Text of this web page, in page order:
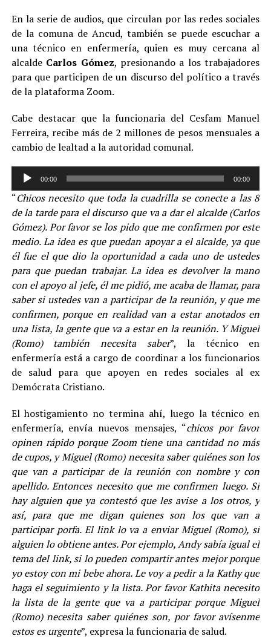
En la serie de audios, que circulan por las redes sociales
de la comuna de Ancud, también se puede escuchar a
una técnico en enfermería, quien es muy cercana al
alcalde Carlos Gómez, presionando a los trabajadores
para que participen de un discurso del político a través
de la plataforma Zoom.
Cabe destacar que la funcionaria del Cesfam Manuel
Ferreira, recibe más de 2 millones de pesos mensuales a
cambio de lealtad a la autoridad comunal.
Reproductor
audio
00:00 00:00
“Chicos necesito que toda la cuadrilla se conecte a las 8
de la tarde para el discurso que va a dar el alcalde (Carlos
Gómez). Por favor se los pido que me confirmen por este
medio. La idea es que puedan apoyar a el alcalde, ya que
él fue el que dio la oportunidad a cada uno de ustedes
para que puedan trabajar. La idea es devolver la mano
con el apoyo al jefe, él me pidió, me acaba de llamar, para
saber si ustedes van a participar de la reunión, y que me
confirmen, porque en realidad van a estar anotados en
una lista, la gente que va a estar en la reunión. Y Miguel
(Romo) también necesita saber”, la técnico en
enfermería está a cargo de coordinar a los funcionarios
de salud para que apoyen en redes sociales al ex
Demócrata Cristiano.
El hostigamiento no termina ahí, luego la técnico en
enfermería, envía nuevos mensajes, “chicos por favor
opinen rápido porque Zoom tiene una cantidad no más
de cupos, y Miguel (Romo) necesita saber quiénes son los
que van a participar de la reunión con nombre y con
apellido. Entonces necesito que me confirmen luego. Si
hay alguien que ya contestó que les avise a los otros, y
así, para que me digan quienes son los que van a
participar porfa. El link lo va a enviar Miguel (Romo), si
alguien lo obtiene antes. Por ejemplo, Andy sabía igual el
tema del link, si lo pueden compartir antes mejor porque
yo estoy con mi bebe ahora. Le voy a pedir a la Kathy que
haga el seguimiento y la lista. Por favor Kathita necesito
la lista de la gente que va a participar porque Miguel
(Romo) necesita saber quiénes son, por favor avísenme
estos es urgente”, expresa la funcionaria de salud.